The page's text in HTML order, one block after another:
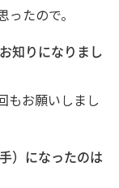
たので。
知りになりまし
もお願いしまし
）になったのは